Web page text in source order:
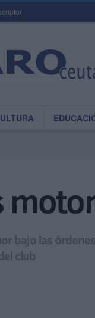
bajo las
club